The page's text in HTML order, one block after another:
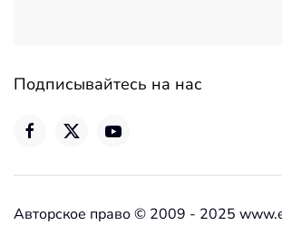
Подписывайтесь на нас
Авторское право © 2009 - 2025